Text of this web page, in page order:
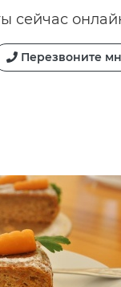
сейчас
Перезвоните